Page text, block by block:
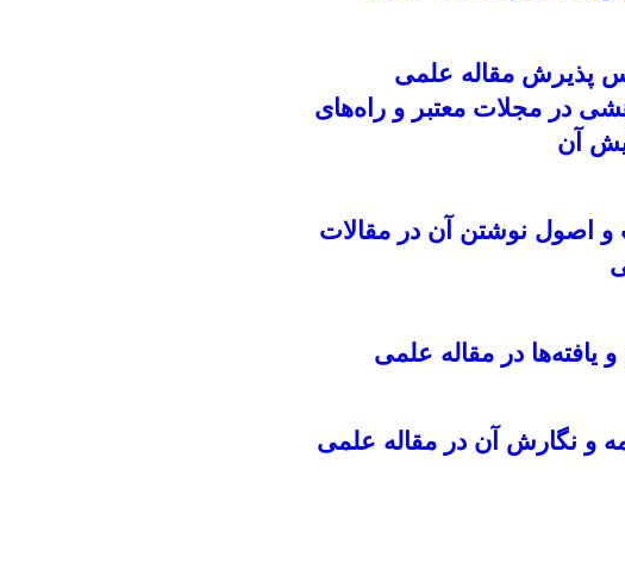
پذیرش مقاله علمی
در مجلات معتبر و راه‌های
آن
اصول نوشتن آن در مقالات
و یافته‌ها در مقاله علمی
و نگارش آن در مقاله علمی